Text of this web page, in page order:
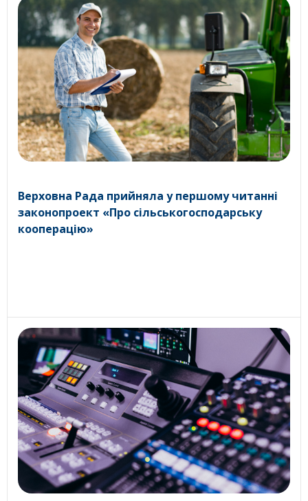
Верховна Рада прийняла у першому читанні
законопроект «Про сільськогосподарську
кооперацію»